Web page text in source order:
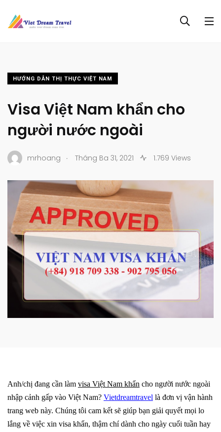
HƯỚNG DẪN THỊ THỰC VIỆT NAM
Visa Việt Nam khẩn cho
người nước ngoài
mrhoang . Tháng Ba 31, 2021 1.769 Views
Anh/chị đang cần làm visa Việt Nam khẩn cho người nước ngoài
nhập cảnh gấp vào Việt Nam? Vietdreamtravel là đơn vị vận hành
trang web này. Chúng tôi cam kết sẽ giúp bạn giải quyết mọi lo
lắng về việc xin visa khẩn, thậm chí dành cho ngày cuối tuần hay